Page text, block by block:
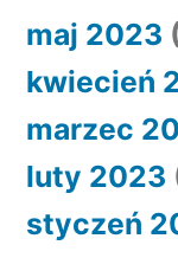
maj 2023
kwiecień
marzec
luty 2023
styczeń